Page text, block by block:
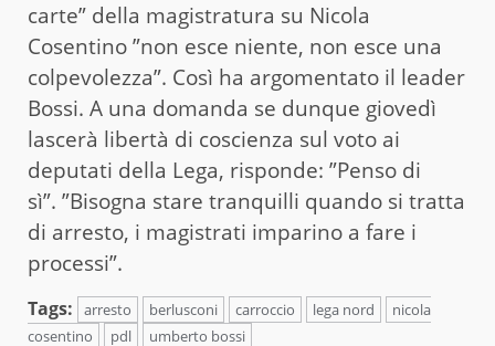
carte” della magistratura su Nicola
Cosentino ”non esce niente, non esce una
colpevolezza”. Così ha argomentato il leader
Bossi. A una domanda se dunque giovedì
lascerà libertà di coscienza sul voto ai
deputati della Lega, risponde: ”Penso di
sì”. ”Bisogna stare tranquilli quando si tratta
di arresto, i magistrati imparino a fare i
processi”.
Tags: arresto berlusconi carroccio lega nord
nicola
cosentino
pdl umberto bossi